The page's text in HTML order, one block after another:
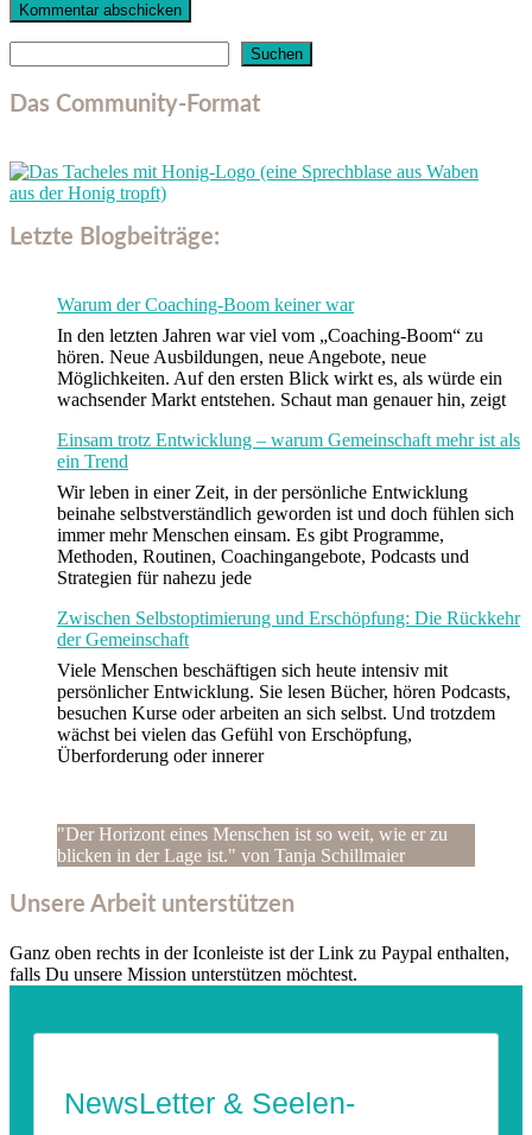
Suchen
Das Community-Format
Letzte Blogbeiträge:
Warum der Coaching-Boom keiner war
In den letzten Jahren war viel vom „Coaching-Boom“ zu
hören. Neue Ausbildungen, neue Angebote, neue
Möglichkeiten. Auf den ersten Blick wirkt es, als würde ein
wachsender Markt entstehen. Schaut man genauer hin, zeigt
Einsam trotz Entwicklung – warum Gemeinschaft mehr ist als
ein Trend
Wir leben in einer Zeit, in der persönliche Entwicklung
beinahe selbstverständlich geworden ist und doch fühlen sich
immer mehr Menschen einsam. Es gibt Programme,
Methoden, Routinen, Coachingangebote, Podcasts und
Strategien für nahezu jede
Zwischen Selbstoptimierung und Erschöpfung: Die Rückkehr
der Gemeinschaft
Viele Menschen beschäftigen sich heute intensiv mit
persönlicher Entwicklung. Sie lesen Bücher, hören Podcasts,
besuchen Kurse oder arbeiten an sich selbst. Und trotzdem
wächst bei vielen das Gefühl von Erschöpfung,
Überforderung oder innerer
"Der Horizont eines Menschen ist so weit, wie er zu
blicken in der Lage ist." von Tanja Schillmaier
Unsere Arbeit unterstützen
Ganz oben rechts in der Iconleiste ist der Link zu Paypal enthalten,
falls Du unsere Mission unterstützen möchtest.